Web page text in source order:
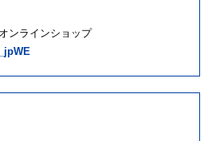
ンラインショップ